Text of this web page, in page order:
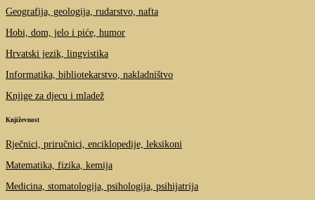
Geografija, geologija, rudarstvo, nafta
Hobi, dom, jelo i piće, humor
Hrvatski jezik, lingvistika
Informatika, bibliotekarstvo, nakladništvo
Knjige za djecu i mladež
Književnost
Rječnici, priručnici, enciklopedije, leksikoni
Matematika, fizika, kemija
Medicina, stomatologija, psihologija, psihijatrija